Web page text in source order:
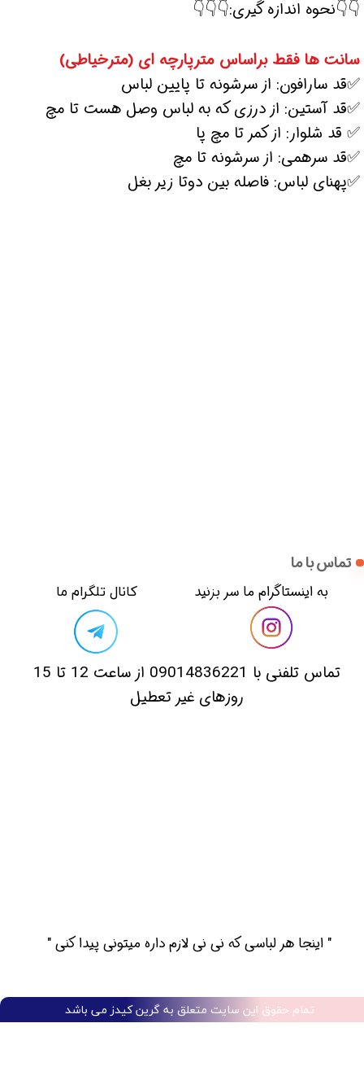
👇👇نحوه اندازه گیری:👇👇👇
سانت ها فقط براساس مترپارچه ای (مترخیاطی)
✅قد سارافون: از سرشونه تا پایین لباس
✅قد آستین: از درزی که به لباس وصل هست تا مچ
✅ قد شلوار: از کمر تا مچ پا
✅قد سرهمی: از سرشونه تا مچ
✅پهنای لباس: فاصله بین دوتا زیر بغل
تماس با ما
​​به اینستاگرام ما سر بزنید​​​​​​​
​تماس تلفنی با 09014836221 از ساعت 12 تا 15
روزهای غیر تعطیل
​کانال تلگرام ما
تمام حقوق این سایت متعلق به گرین کیدز می باشد​​​​​​​
​​" اینجا هر لباسی که نی نی لازم داره میتونی پیدا کنی "​​​​​​​​​​​​​​